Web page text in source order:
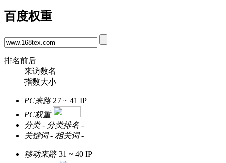
百度权重
排名前后
来访数名
指数大小
PC来路 27 ~ 41 IP
PC权重
分类 - 分类排名 -
关键词 - 相关词 -
移动来路 31 ~ 40 IP